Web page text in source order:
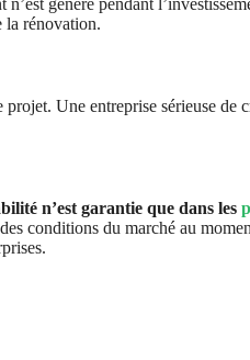
généré pendant
la rénovation.
Une entreprise sérieuse
n’est garantie que dans les
conditions du marché au